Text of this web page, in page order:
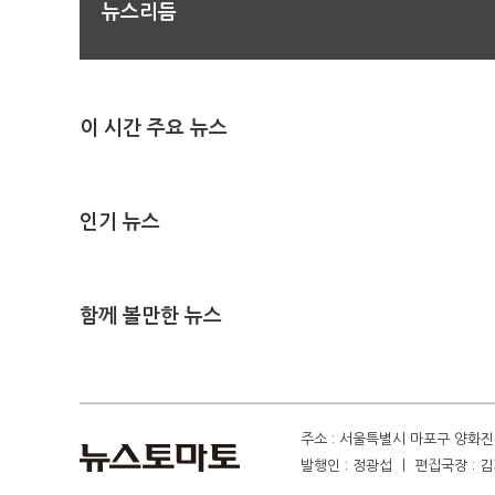
뉴스리듬
이 시간 주요 뉴스
인기 뉴스
함께 볼만한 뉴스
주소 : 서울특별시 마포구 양화
발행인 : 정광섭 ㅣ 편집국장 :